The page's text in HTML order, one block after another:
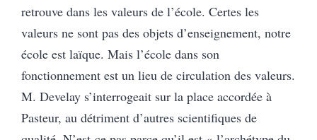
retrouve dans les valeurs de l’école. Certes les
valeurs ne sont pas des objets d’enseignement, notre
école est laïque. Mais l’école dans son
fonctionnement est un lieu de circulation des valeurs.
M. Develay s’interrogeait sur la place accordée à
Pasteur, au détriment d’autres scientifiques de